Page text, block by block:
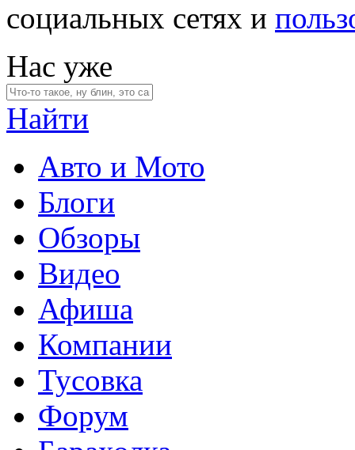
социальных сетях и
Нас уже
Найти
Авто и Мото
Блоги
Обзоры
Видео
Афиша
Компании
Тусовка
Форум